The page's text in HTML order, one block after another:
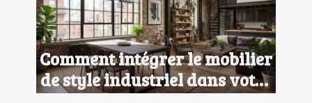
Comment intégrer le mobilier
de style industriel dans votre